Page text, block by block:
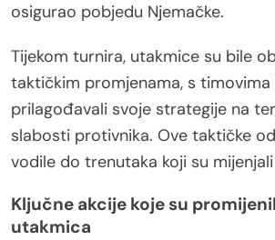
osigurao pobjedu Njemačke.
Tijekom turnira, utakmice su bile
taktičkim promjenama, s timovima
prilagođavali svoje strategije na
slabosti protivnika. Ove taktičke
vodile do trenutaka koji su
Ključne akcije koje su
utakmica